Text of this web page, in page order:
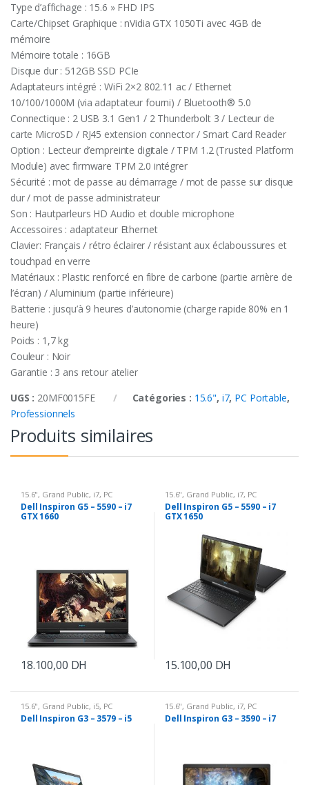
Type d’affichage : 15.6 » FHD IPS
Carte/Chipset Graphique : nVidia GTX 1050Ti avec 4GB de
mémoire
Mémoire totale : 16GB
Disque dur : 512GB SSD PCIe
Adaptateurs intégré : WiFi 2×2 802.11 ac / Ethernet
10/100/1000M (via adaptateur fourni) / Bluetooth® 5.0
Connectique : 2 USB 3.1 Gen1 / 2 Thunderbolt 3 / Lecteur de
carte MicroSD / RJ45 extension connector / Smart Card Reader
Option : Lecteur d’empreinte digitale / TPM 1.2 (Trusted Platform
Module) avec firmware TPM 2.0 intégrer
Sécurité : mot de passe au démarrage / mot de passe sur disque
dur / mot de passe administrateur
Son : Hautparleurs HD Audio et double microphone
Accessoires : adaptateur Ethernet
Clavier: Français / rétro éclairer / résistant aux éclaboussures et
touchpad en verre
Matériaux : Plastic renforcé en fibre de carbone (partie arrière de
l’écran) / Aluminium (partie inférieure)
Batterie : jusqu’à 9 heures d’autonomie (charge rapide 80% en 1
heure)
Poids : 1,7 kg
Couleur : Noir
Garantie : 3 ans retour atelier
UGS : 20MF0015FE Catégories : 15.6", i7, PC Portable,
Professionnels
Produits similaires
15.6", Grand Public, i7, PC
Portable
Dell Inspiron G5 – 5590 – i7
GTX 1660
18.100,00 DH
15.6", Grand Public, i7, PC
Portable
Dell Inspiron G5 – 5590 – i7
GTX 1650
15.100,00 DH
15.6", Grand Public, i5, PC
Portable
Dell Inspiron G3 – 3579 – i5
15.6", Grand Public, i7, PC
Portable
Dell Inspiron G3 – 3590 – i7